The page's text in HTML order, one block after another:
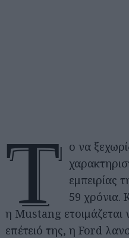
Τ
ο να
εμπειρίας
59 χρόνια.
η Mustang ετοιμάζεται
επέτειό της, η Ford